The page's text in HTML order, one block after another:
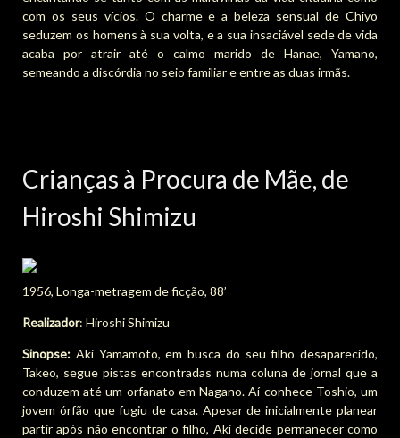
com os seus vícios. O charme e a beleza sensual de Chiyo
seduzem os homens à sua volta, e a sua insaciável sede de vida
acaba por atrair até o calmo marido de Hanae, Yamano,
semeando a discórdia no seio familiar e entre as duas irmãs.
Crianças à Procura de Mãe, de
Hiroshi Shimizu
1956, Longa-metragem de ficção, 88’
Realizador: Hiroshi Shimizu
Sinopse: Aki Yamamoto, em busca do seu filho desaparecido,
Takeo, segue pistas encontradas numa coluna de jornal que a
conduzem até um orfanato em Nagano. Aí conhece Toshio, um
jovem órfão que fugiu de casa. Apesar de inicialmente planear
partir após não encontrar o filho, Aki decide permanecer como